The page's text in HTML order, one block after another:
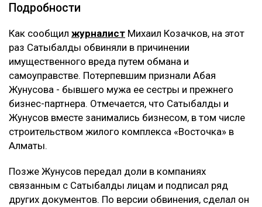
Подробности
Как сообщил журналист Михаил Козачков, на этот
раз Сатыбалды обвиняли в причинении
имущественного вреда путем обмана и
самоуправстве. Потерпевшим признали Абая
Жунусова - бывшего мужа ее сестры и прежнего
бизнес-партнера. Отмечается, что Сатыбалды и
Жунусов вместе занимались бизнесом, в том числе
строительством жилого комплекса «Восточка» в
Алматы.
Позже Жунусов передал доли в компаниях
связанным с Сатыбалды лицам и подписал ряд
других документов. По версии обвинения, сделал он